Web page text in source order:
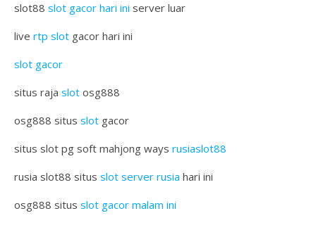
slot88 slot gacor hari ini server luar
live rtp slot gacor hari ini
slot gacor
situs raja slot osg888
osg888 situs slot gacor
situs slot pg soft mahjong ways rusiaslot88
rusia slot88 situs slot server rusia hari ini
osg888 situs slot gacor malam ini